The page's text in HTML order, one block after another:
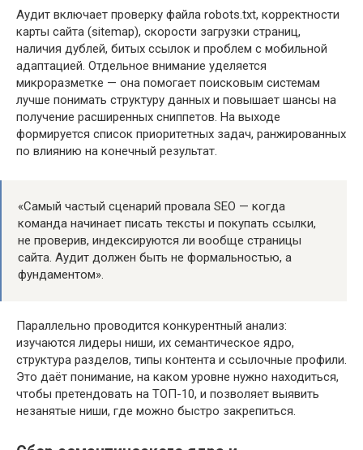
Аудит включает проверку файла robots.txt, корректности
карты сайта (sitemap), скорости загрузки страниц,
наличия дублей, битых ссылок и проблем с мобильной
адаптацией. Отдельное внимание уделяется
микроразметке — она помогает поисковым системам
лучше понимать структуру данных и повышает шансы на
получение расширенных сниппетов. На выходе
формируется список приоритетных задач, ранжированных
по влиянию на конечный результат.
«Самый частый сценарий провала SEO — когда
команда начинает писать тексты и покупать ссылки,
не проверив, индексируются ли вообще страницы
сайта. Аудит должен быть не формальностью, а
фундаментом».
Параллельно проводится конкурентный анализ:
изучаются лидеры ниши, их семантическое ядро,
структура разделов, типы контента и ссылочные профили.
Это даёт понимание, на каком уровне нужно находиться,
чтобы претендовать на ТОП-10, и позволяет выявить
незанятые ниши, где можно быстро закрепиться.